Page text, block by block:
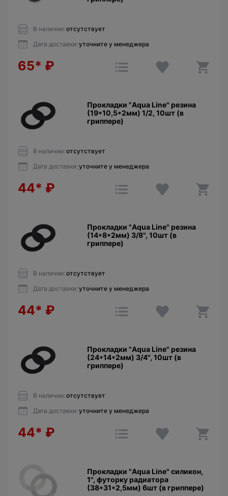
В наличии: отсутствует
Дата доставки: уточните у менеджера
65* ₽
Прокладки "Aqua Line" резина
(19*10,5*2мм) 1/2, 10шт (в
гриппере)
В наличии: отсутствует
Дата доставки: уточните у менеджера
44* ₽
Прокладки "Aqua Line" резина
(14*8*2мм) 3/8", 10шт (в
гриппере)
В наличии: отсутствует
Дата доставки: уточните у менеджера
44* ₽
Прокладки "Aqua Line" резина
(24*14*2мм) 3/4", 10шт (в
гриппере)
В наличии: отсутствует
Дата доставки: уточните у менеджера
44* ₽
Прокладки "Aqua Line" силикон,
1", футорку радиатора
(38*31*2,5мм) 6шт (в гриппере)